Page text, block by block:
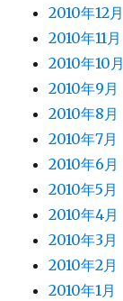
2010年12月
2010年11月
2010年10月
2010年9月
2010年8月
2010年7月
2010年6月
2010年5月
2010年4月
2010年3月
2010年2月
2010年1月